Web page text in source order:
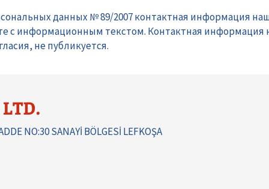
данных № 89/2007 контактная информация
с информационным текстом. Контактная информация
не публикуется.
NO:30 SANAYİ BÖLGESİ LEFKOŞA